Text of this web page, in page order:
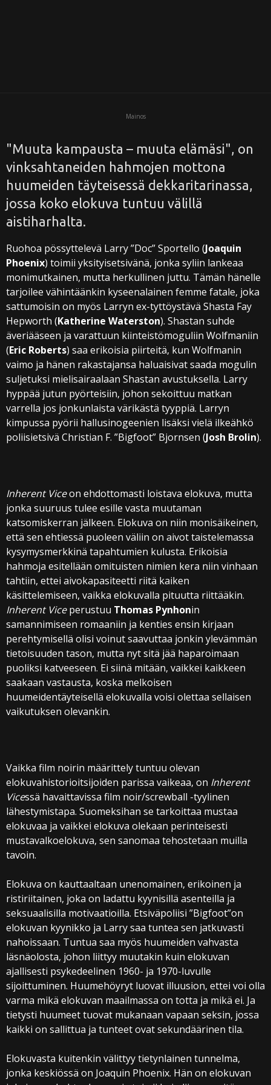
Mainos
"Muuta kampausta – muuta elämäsi", on
vinksahtaneiden hahmojen mottona
huumeiden täyteisessä dekkaritarinassa,
jossa koko elokuva tuntuu välillä
aistiharhalta.
Ruohoa pössyttelevä Larry ”Doc” Sportello (Joaquin
Phoenix) toimii yksityisetsivänä, jonka syliin lankeaa
monimutkainen, mutta herkullinen juttu. Tämän hänelle
tarjoilee vähintäänkin kyseenalainen femme fatale, joka
sattumoisin on myös Larryn ex-tyttöystävä Shasta Fay
Hepworth (Katherine Waterston). Shastan suhde
äveriääseen ja varattuun kiinteistömoguliin Wolfmaniin
(Eric Roberts) saa erikoisia piirteitä, kun Wolfmanin
vaimo ja hänen rakastajansa haluaisivat saada mogulin
suljetuksi mielisairaalaan Shastan avustuksella. Larry
hyppää jutun pyörteisiin, johon sekoittuu matkan
varrella jos jonkunlaista värikästä tyyppiä. Larryn
kimpussa pyörii hallusinogeenien lisäksi vielä ilkeähkö
poliisietsivä Christian F. ”Bigfoot” Bjornsen (Josh Brolin).
Inherent Viceon ehdottomasti loistava elokuva, mutta
jonka suuruus tulee esille vasta muutaman
katsomiskerran jälkeen. Elokuva on niin monisäikeinen,
että sen ehtiessä puoleen väliin on aivot taistelemassa
kysymysmerkkinä tapahtumien kulusta. Erikoisia
hahmoja esitellään omituisten nimien kera niin vinhaan
tahtiin, ettei aivokapasiteetti riitä kaiken
käsittelemiseen, vaikka elokuvalla pituutta riittääkin.
Inherent Viceperustuu Thomas Pynhonin
samannimiseen romaaniin ja kenties ensin kirjaan
perehtymisellä olisi voinut saavuttaa jonkin ylevämmän
tietoisuuden tason, mutta nyt sitä jää haparoimaan
puoliksi katveeseen. Ei siinä mitään, vaikkei kaikkeen
saakaan vastausta, koska melkoisen
huumeidentäyteisellä elokuvalla voisi olettaa sellaisen
vaikutuksen olevankin.
Vaikka film noirin määrittely tuntuu olevan
elokuvahistorioitsijoiden parissa vaikeaa, on Inherent
Vicessä havaittavissa film noir/screwball -tyylinen
lähestymistapa. Suomeksihan se tarkoittaa mustaa
elokuvaa ja vaikkei elokuva olekaan perinteisesti
mustavalkoelokuva, sen sanomaa tehostetaan muilla
tavoin.
Elokuva on kauttaaltaan unenomainen, erikoinen ja
ristiriitainen, joka on ladattu kyynisillä asenteilla ja
seksuaalisilla motivaatioilla. Etsiväpoliisi ”Bigfoot”on
elokuvan kyynikko ja Larry saa tuntea sen jatkuvasti
nahoissaan. Tuntua saa myös huumeiden vahvasta
läsnäolosta, johon liittyy muutakin kuin elokuvan
ajallisesti psykedeelinen 1960- ja 1970-luvulle
sijoittuminen. Huumehöyryt luovat illuusion, ettei voi olla
varma mikä elokuvan maailmassa on totta ja mikä ei. Ja
tietysti huumeet tuovat mukanaan vapaan seksin, jossa
kaikki on sallittua ja tunteet ovat sekundäärinen tila.
Elokuvasta kuitenkin välittyy tietynlainen tunnelma,
jonka keskiössä on Joaquin Phoenix. Hän on elokuvan